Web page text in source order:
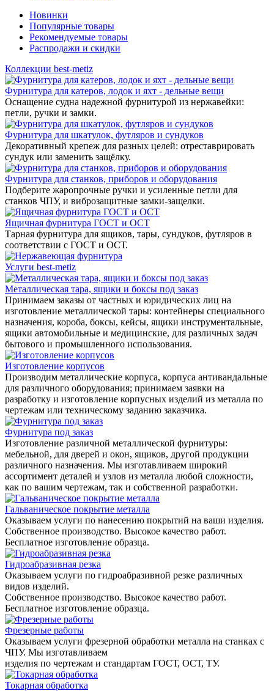
Новинки
Популярные товары
Рекомендуемые товары
Распродажи и скидки
Коллекции best-metiz
Фурнитура для катеров, лодок и яхт - дельные вещи
Оснащение судна надежной фурнитурой из нержавейки:
петли, ручки и замки.
Фурнитура для шкатулок, футляров и сундуков
Декоративный крепеж для разных целей: отреставрировать
сундук или заменить защёлку.
Фурнитура для станков, приборов и оборудования
Подберите жаропрочные ручки и усиленные петли для
станков ЧПУ, и виброзащитные замки-защелки.
Ящичная фурнитура ГОСТ и ОСТ
Тарная фурнитура для ящиков, тары, сундуков, футляров в
соответствии с ГОСТ и ОСТ.
Услуги best-metiz
Металлическая тара, ящики и боксы под заказ
Принимаем заказы от частных и юридических лиц на
изготовление металлической тары: контейнеры специального
назначения, короба, боксы, кейсы, ящики инструментальные,
ящики автомобильные и медицинские, для различных задач
бытового и промышленного использования.
Изготовление корпусов
Производим металлические корпуса, корпуса антивандальные
для различного оборудования; принимаем заявки на
разработку и изготовление корпусных изделий из металла по
чертежам или техническому заданию заказчика.
Фурнитура под заказ
Изготовление различной металлической фурнитуры:
мебельной, для дверей и окон, ящиков, другой продукции
различного назначения. Мы изготавливаем широкий
ассортимент деталей и узлов из металла любой сложности,
как по вашим чертежам, так и собственной разработки.
Гальваническое покрытие металла
Оказываем услуги по нанесению покрытий на ваши изделия.
Собственное производство. Высокое качество работ.
Бесплатное изготовление образца.
Гидроабразивная резка
Оказываем услуги по гидроабразивной резке различных
видов изделий.
Собственное производство. Высокое качество работ.
Бесплатное изготовление образца.
Фрезерные работы
Оказываем услуги фрезерной обработки металла на станках с
ЧПУ. Мы изготавливаем
изделия по чертежам и стандартам ГОСТ, ОСТ, ТУ.
Токарная обработка